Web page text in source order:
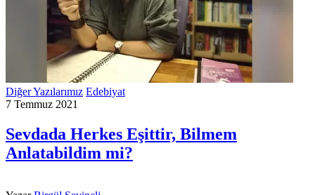
Diğer Yazılarımız Edebiyat
7 Temmuz 2021
Sevdada Herkes Eşittir, Bilmem
Anlatabildim mi?